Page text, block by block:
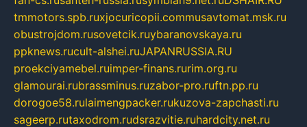
tmmotors.spb.ruxjocuricopii.commusavtomat.msk.ru
obustrojdom.rusovetcik.ruybaranovskaya.ru
ppknews.rucult-alshei.ruJAPANRUSSIA.RU
proekciyamebel.ruimper-finans.rurim.org.ru
glamourai.rubrassminus.ruzabor-pro.ruftn.pp.ru
dorogoe58.rulaimengpacker.rukuzova-zapchasti.ru
sageerp.rutaxodrom.rudsrazvitie.ruhardcity.net.ru